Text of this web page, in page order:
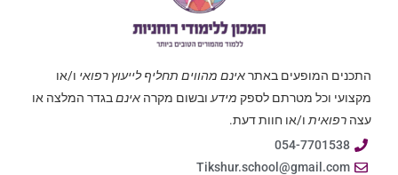
התכנים המופעים באתראינם מהווים תחליף לייעוץ רפואי ו/או
מקצועי וכל מטרתם לספק מידע ובשום מקרה אינםבגדר המלצה או
עצה רפואית ו/או חוות דעת.
054-7701538
Tikshur.school@gmail.com